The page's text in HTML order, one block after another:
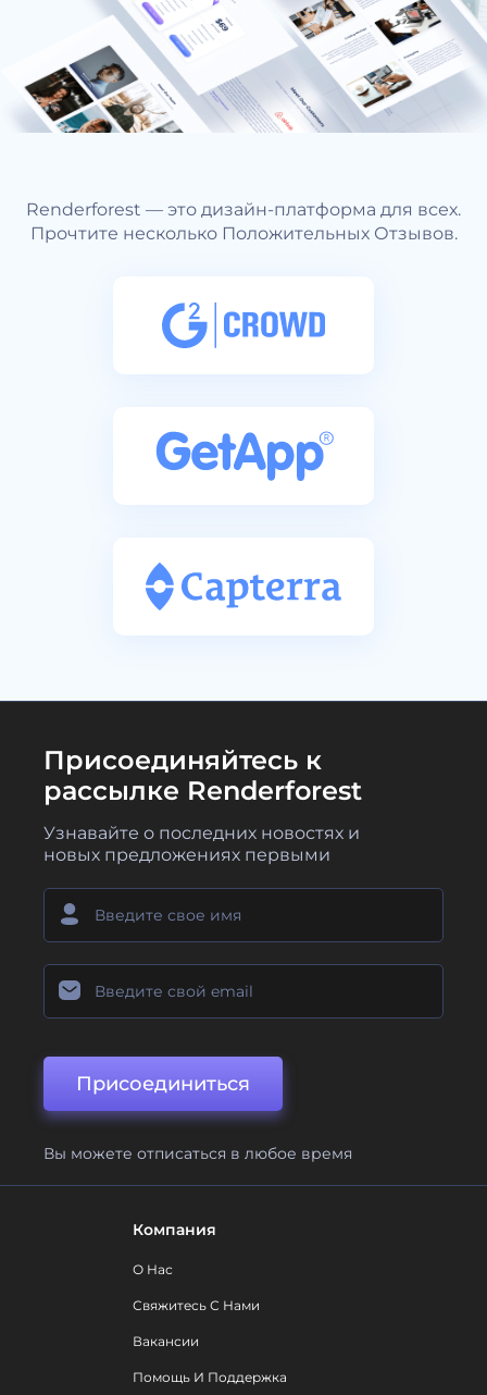
Renderforest — это дизайн-платформа для всех.
Прочтите несколько Положительных Отзывов.
Присоединяйтесь к
рассылке Renderforest
Узнавайте о последних новостях и
новых предложениях первыми
Присоединиться
Вы можете отписаться в любое время
Компания
О Нас
Свяжитесь С Нами
Вакансии
Помощь И Поддержка